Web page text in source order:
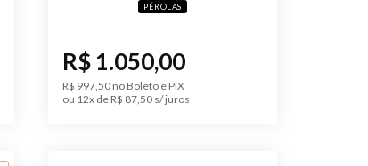
PÉROLAS
R$ 997,50 no Boleto e PIX
ou 12x de R$ 87,50 s/ juros
R$ 1.050,00